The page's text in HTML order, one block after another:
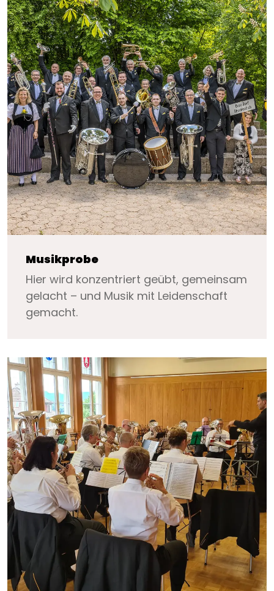
Musikprobe
Hier wird konzentriert geübt, gemeinsam
gelacht – und Musik mit Leidenschaft
gemacht.